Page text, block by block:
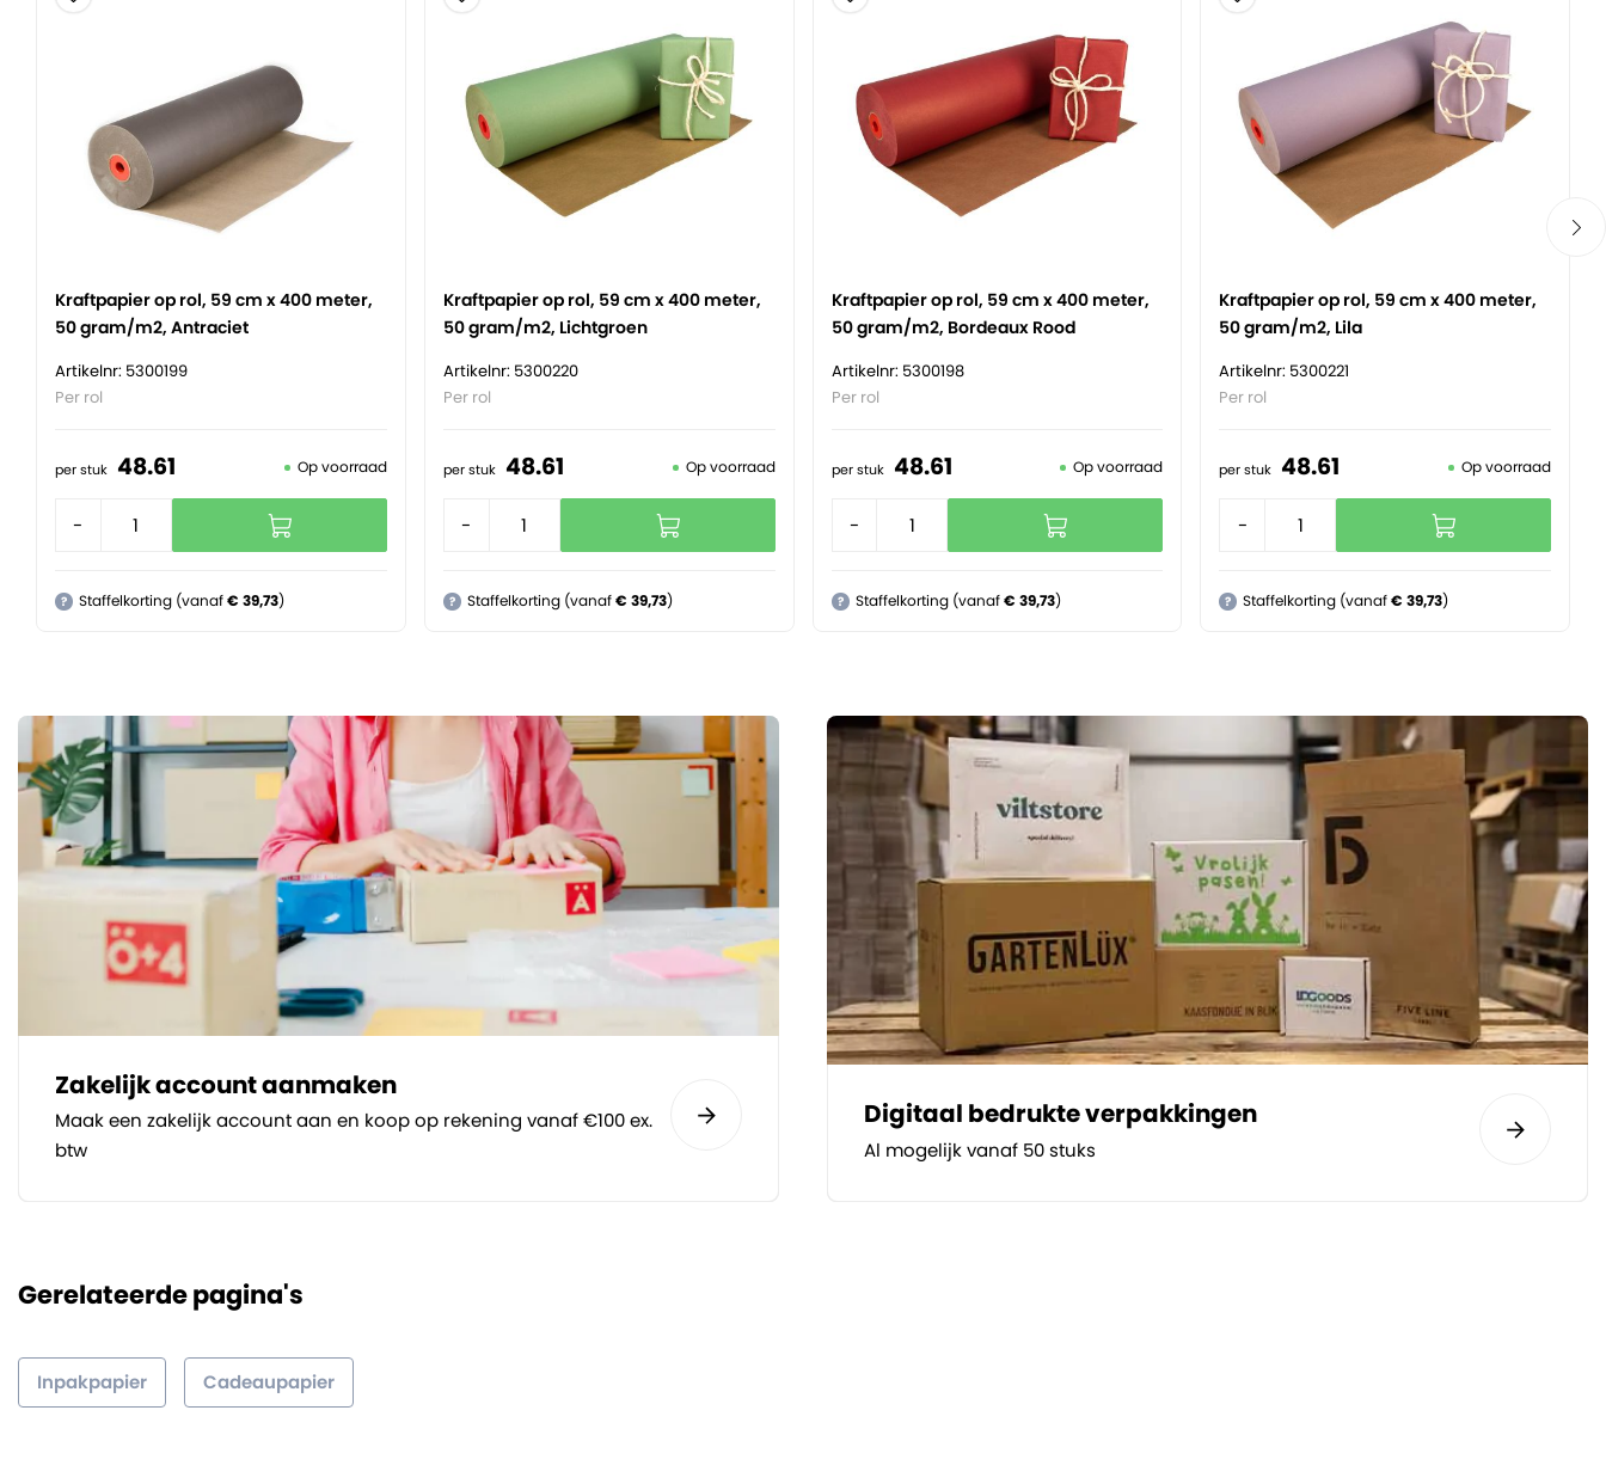
Wordt door Verpakkingsindustrie Veenendaal zelf geproduceerd.
Kraftpapier op rol, 59 cm x 400 meter,
50 gram/m2, Antraciet
Artikelnr: 5300199
Per rol
per stuk 48.61 Op voorraad
-
? Staffelkorting (vanaf€ 39,73)
Kraftpapier op rol, 59 cm x 400 meter,
50 gram/m2, Lichtgroen
Artikelnr: 5300220
Per rol
per stuk 48.61 Op voorraad
-
? Staffelkorting (vanaf€ 39,73)
Kraftpapier op rol, 59 cm x 400 meter,
50 gram/m2, Bordeaux Rood
Artikelnr: 5300198
Per rol
per stuk 48.61 Op voorraad
-
? Staffelkorting (vanaf€ 39,73)
Kraftpapier op rol, 59 cm x 400 meter,
50 gram/m2, Lila
Artikelnr: 5300221
Per rol
per stuk 48.61 Op voorraad
-
? Staffelkorting (vanaf€ 39,73)
Zakelijk account aanmaken
Maak een zakelijk account aan en koop op rekening vanaf €100 ex.
btw
Digitaal bedrukte verpakkingen
Al mogelijk vanaf 50 stuks
Gerelateerde pagina's
Inpakpapier Cadeaupapier